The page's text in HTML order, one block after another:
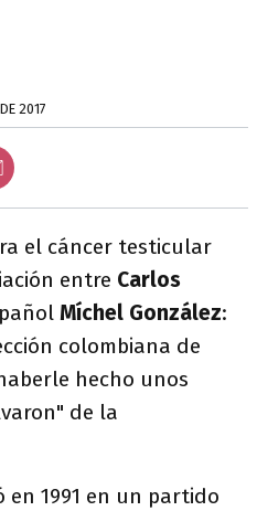
2017
el cáncer testicular
entre Carlos
Míchel González:
colombiana de
hecho unos
de la
en 1991 en un partido